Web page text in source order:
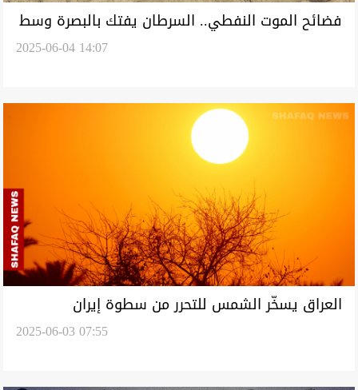
فضائح الموت النفطي.. السرطان يفتك بالبصرة وسط
2025-06-04 14:07
العراق يسخّر الشمس للتحرر من سطوة إيران
2025-06-03 07:55